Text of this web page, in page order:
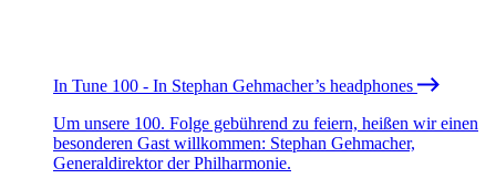
In Tune 100 - In Stephan Gehmacher’s headphones
Um unsere 100. Folge gebührend zu feiern, heißen wir einen
besonderen Gast willkommen: Stephan Gehmacher,
Generaldirektor der Philharmonie.